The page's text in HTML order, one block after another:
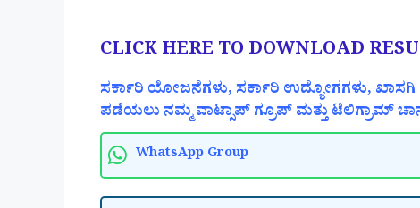
CLICK HERE TO DOWNLOAD
ಸರ್ಕಾರಿ ಯೋಜನೆಗಳು, ಸರ್ಕಾರಿ ಉದ್ಯೋಗಗಳು,
ಪಡೆಯಲು ನಮ್ಮ ವಾಟ್ಸಾಪ್ ಗ್ರೂಪ್ ಮತ್ತು ಟೆಲಿಗ್ರಾಮ್
WhatsApp Group